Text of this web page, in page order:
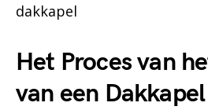
dakkapel
Het Proces van
van een Dakkapel